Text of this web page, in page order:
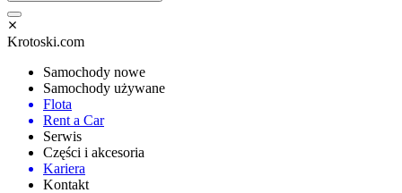
Krotoski.com
Samochody nowe
Samochody używane
Flota
Rent a Car
Serwis
Części i akcesoria
Kariera
Kontakt